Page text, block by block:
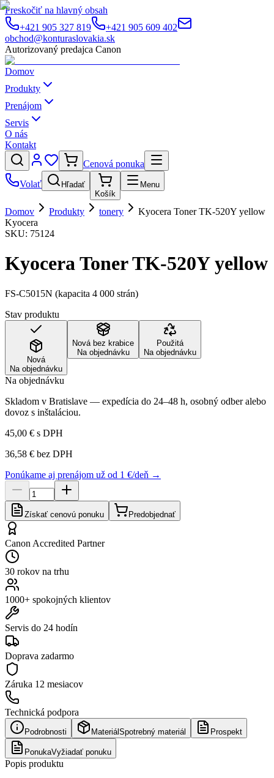
Preskočiť na hlavný obsah
+421 905 327 819
+421 905 609 402
obchod@konturaslovakia.sk
Autorizovaný predajca Canon
Domov
Produkty
Prenájom
Servis
O nás
Kontakt
Cenová ponuka
Volať
Hľadať
Košík
Menu
Domov Produkty tonery
Kyocera Toner TK-520Y yellow
Kyocera
SKU: 75124
Kyocera Toner TK-520Y yellow
FS-C5015N (kapacita 4 000 strán)
Stav produktu
Nová
Na objednávku
Nová bez krabice
Na objednávku
Použitá
Na objednávku
Na objednávku
Skladom v Bratislave — expedícia do 24–48 h, osobný odber alebo
dovoz s inštaláciou.
45,00 € s DPH
36,58 € bez DPH
Ponúkame aj prenájom už od 1 €/deň →
Získať cenovú ponuku Predobjednať
Canon Accredited Partner
30 rokov na trhu
1000+ spokojných klientov
Servis do 24 hodín
Doprava zadarmo
Záruka 12 mesiacov
Technická podpora
Podrobnosti Materiál Spotrebný materiál Prospekt
PonukaVyžiadať ponuku
Popis produktu